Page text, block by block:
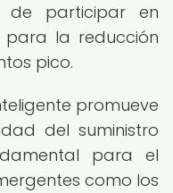
de participar en
para la reducción
pico.
promueve
del suministro
para el
como los